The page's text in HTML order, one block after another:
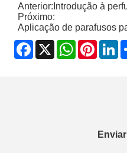
Anterior: Introdução à
Próximo:
Aplicação de parafusos
Facebook
X WhatsApp